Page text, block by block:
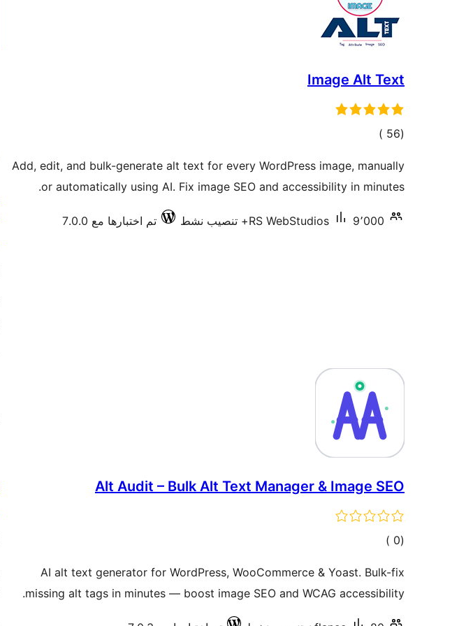
Image Alt Text
(56
إجمالي)
Add, edit, and bulk-generate alt text for every WordPress image, manually
or automatically using AI. Fix image SEO and accessibility in minutes.
RS WebStudios 9٬000+ تنصيب نشط تم اختبارها مع 7.0.0
Alt Audit – Bulk Alt Text Manager & Image SEO
(0
إجمالي)
AI alt text generator for WordPress, WooCommerce & Yoast. Bulk-fix
missing alt tags in minutes — boost image SEO and WCAG accessibility.